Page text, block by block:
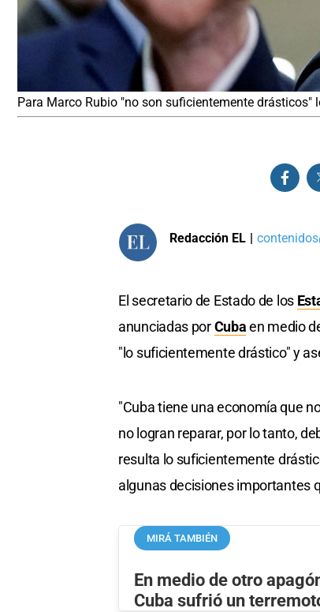
Para Marco Rubio "no son suficientemente drásticos"
Redacción EL |
El secretario de Estado de los
anunciadas porCubaen medio
"lo suficientemente drástico" y
"Cuba tiene una economía que
no logran reparar, por lo tanto,
resulta lo suficientemente
algunas decisiones importantes
MIRÁ TAMBIÉN
En medio de otro
Cuba sufrió un